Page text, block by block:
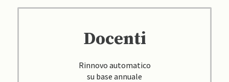
Docenti
Rinnovo automatico
su base annuale